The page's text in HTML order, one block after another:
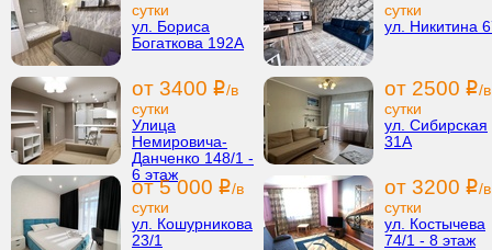
сутки
ул. Бориса
Богаткова 192А
сутки
ул. Никитина
от 3400 i/в
сутки
Улица
Немировича-
Данченко 148/1 -
6 этаж
от 2500 i/в
сутки
ул. Сибирская
31А
от 5 000 i/в
сутки
ул. Кошурникова
23/1
от 3200 i/в
сутки
ул. Костычева
74/1 - 8 этаж